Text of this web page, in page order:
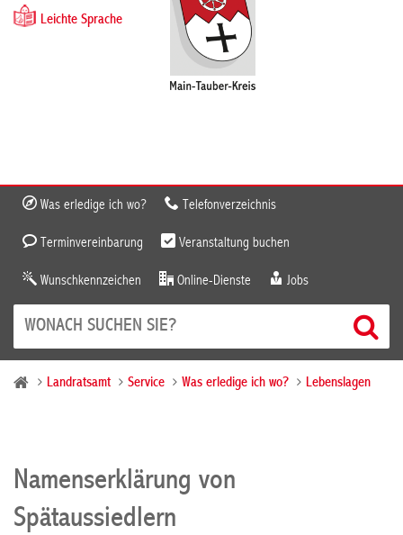
Leichte Sprache
Was erledige ich wo? Telefonverzeichnis
Terminvereinbarung Veranstaltung buchen
Wunschkennzeichen Online-Dienste Jobs
Landratsamt Service Was erledige ich wo? Lebenslagen
Namenserklärung von
Spätaussiedlern